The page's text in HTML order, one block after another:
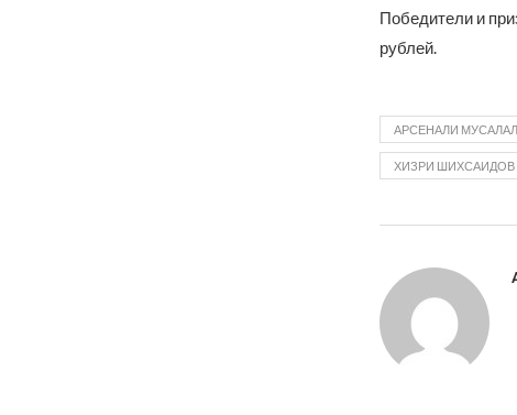
Победители и
рублей.
АРСЕНАЛИ
ХИЗРИ ШИХСАИДОВ